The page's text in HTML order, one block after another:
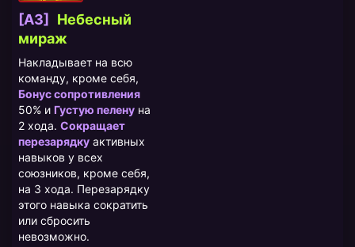
[A3]
Небесный
мираж
Накладывает на всю
команду, кроме себя,
Бонус сопротивления
50% и Густую пелену на
2 хода. Сокращает
перезарядку активных
навыков у всех
союзников, кроме себя,
на 3 хода. Перезарядку
этого навыка сократить
или сбросить
невозможно.